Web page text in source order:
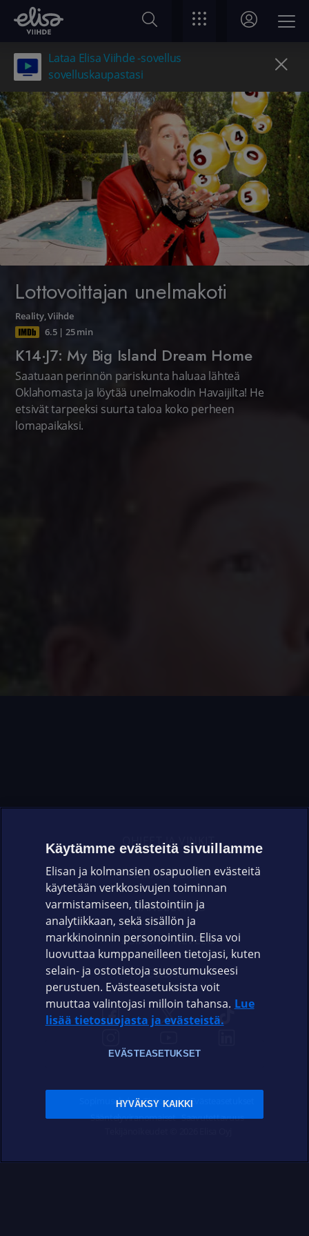
Lataa Elisa Viihde -sovellus
sovelluskaupastasi
Lottovoittajan unelmakoti
Reality,Viihde
6.5| 25 min
K14·J7: My Big Island Dream Home
Saatuaan perinnön pariskunta haluaa lähteä
Oklahomasta ja löytää unelmakodin Havaijilta! He
etsivät tarpeeksi suurta taloa koko perheen
lomapaikaksi.
OHJEET JA VINKIT
OMAYHTEISÖ
VIANSELVITYS
ASIAKASPALVELU
ELISA.FI
Sopimusehdot Tietosuoja Evästeasetukset
Sääntelyviranomaiset Saavutettavuus
Käytämme evästeitä sivuillamme
Elisan ja kolmansien osapuolien evästeitä
käytetään verkkosivujen toiminnan
varmistamiseen, tilastointiin ja
analytiikkaan, sekä sisällön ja
markkinoinnin personointiin. Elisa voi
luovuttaa kumppaneilleen tietojasi, kuten
selain- ja ostotietoja suostumukseesi
perustuen. Evästeasetuksista voit
muuttaa valintojasi milloin tahansa. Lue
lisää tietosuojasta ja evästeistä.
EVÄSTEASETUKSET
HYVÄKSY KAIKKI